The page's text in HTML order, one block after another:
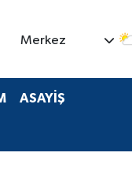
Merkez
ASAYİŞ